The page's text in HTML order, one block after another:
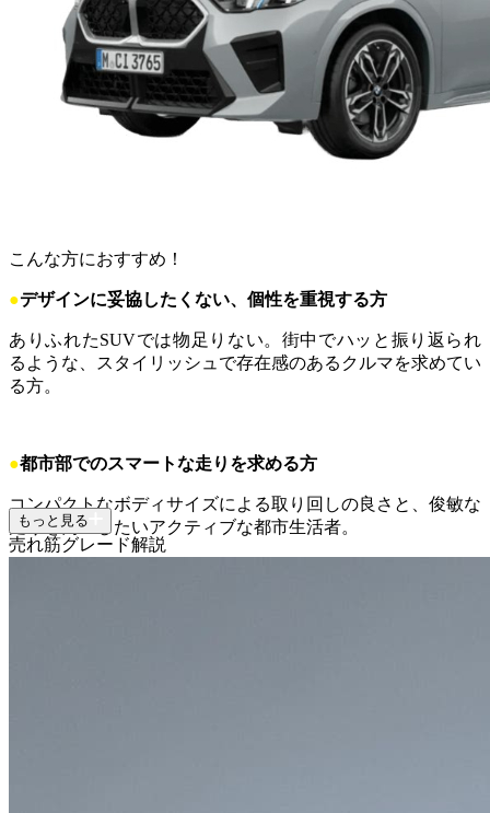
こんな方におすすめ！
●デザインに妥協したくない、個性を重視する方
ありふれたSUVでは物足りない。街中でハッと振り返られ
るような、スタイリッシュで存在感のあるクルマを求めてい
る方。
●都市部でのスマートな走りを求める方
コンパクトなボディサイズによる取り回しの良さと、俊敏な
走りを両立したいアクティブな都市生活者。
もっと見る
売れ筋グレード解説